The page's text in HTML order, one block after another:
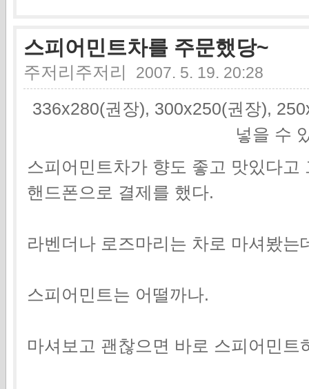
스피어민트차를 주문했당~
주저리주저리 2007. 5. 19. 20:28
336x280(권장), 300x250(권장),
넣을 수
스피어민트차가 향도 좋고 맛있다고
핸드폰으로 결제를 했다.
라벤더나 로즈마리는 차로 마셔봤
스피어민트는 어떨까나.
마셔보고 괜찮으면 바로 스피어민